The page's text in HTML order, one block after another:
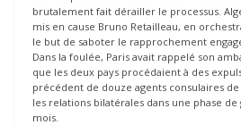
brutalement fait dérailler le processus.
mis en cause Bruno Retailleau, en
le but de saboter le rapprochement
Dans la foulée, Paris avait rappelé son
que les deux pays procédaient à des
précédent de douze agents consulaires
les relations bilatérales dans une phase
mois.